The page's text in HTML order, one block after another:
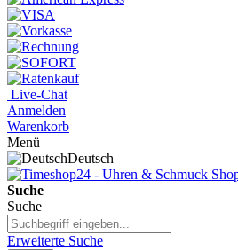
Live-Chat
Anmelden
Warenkorb
Menü
Deutsch
Suche
Suche
Erweiterte Suche